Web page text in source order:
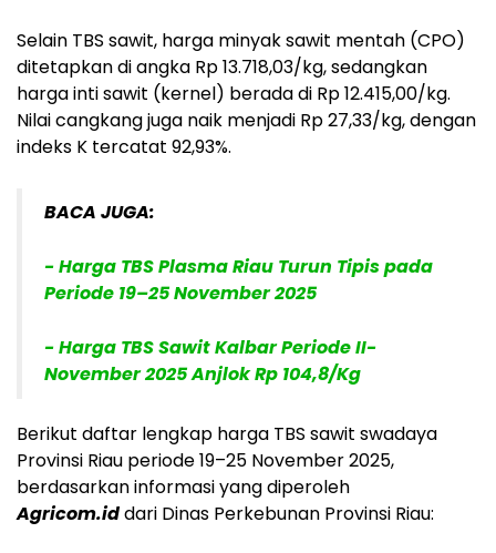
Selain TBS sawit, harga minyak sawit mentah (CPO)
ditetapkan di angka Rp 13.718,03/kg, sedangkan
harga inti sawit (kernel) berada di Rp 12.415,00/kg.
Nilai cangkang juga naik menjadi Rp 27,33/kg, dengan
indeks K tercatat 92,93%.
BACA JUGA:
- Harga TBS Plasma Riau Turun Tipis pada
Periode 19–25 November 2025
- Harga TBS Sawit Kalbar Periode II-
November 2025 Anjlok Rp 104,8/Kg
Berikut daftar lengkap harga TBS sawit swadaya
Provinsi Riau periode 19–25 November 2025,
berdasarkan informasi yang diperoleh
Agricom.iddari Dinas Perkebunan Provinsi Riau: